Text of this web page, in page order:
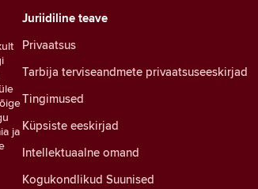
ja
Juriidiline teave
Privaatsus
Tarbija terviseandmete privaatsuseeskirjad
Tingimused
Küpsiste eeskirjad
Intellektuaalne omand
Kogukondlikud Suunised